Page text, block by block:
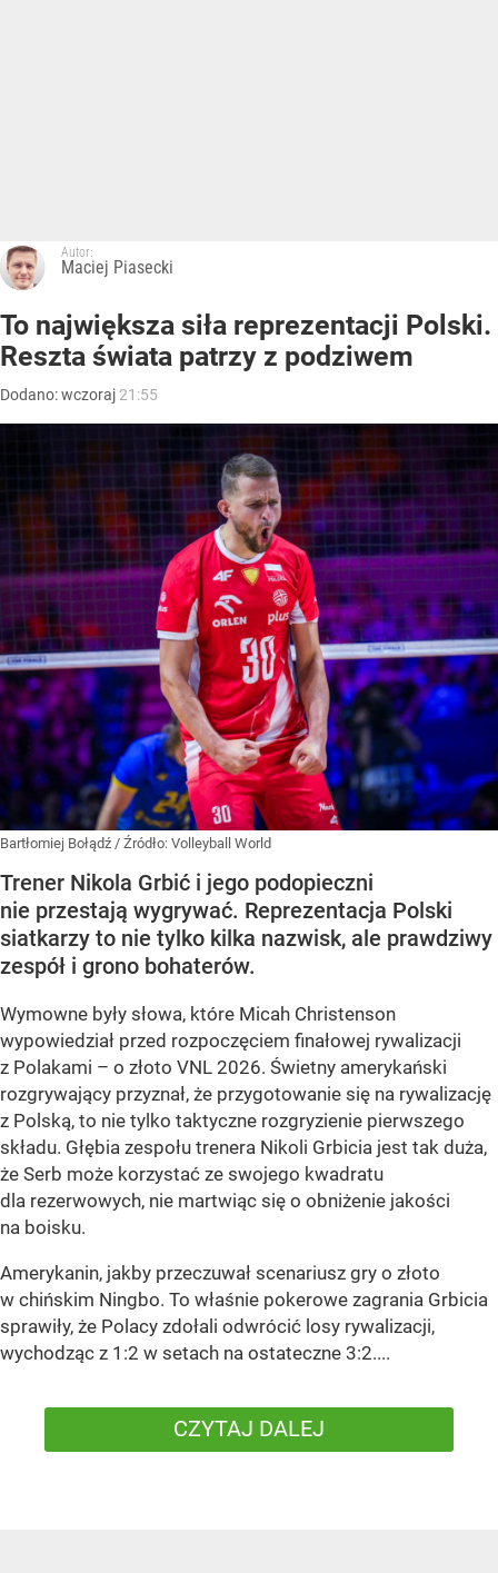
Autor:
Maciej Piasecki
To największa siła reprezentacji Polski.
Reszta świata patrzy z podziwem
Dodano:wczoraj 21:55
Bartłomiej Bołądź / Źródło: Volleyball World
Trener Nikola Grbić i jego podopieczni
nie przestają wygrywać. Reprezentacja Polski
siatkarzy to nie tylko kilka nazwisk, ale prawdziwy
zespół i grono bohaterów.
Wymowne były słowa, które Micah Christenson
wypowiedział przed rozpoczęciem finałowej rywalizacji
z Polakami – o złoto VNL 2026. Świetny amerykański
rozgrywający przyznał, że przygotowanie się na rywalizację
z Polską, to nie tylko taktyczne rozgryzienie pierwszego
składu. Głębia zespołu trenera Nikoli Grbicia jest tak duża,
że Serb może korzystać ze swojego kwadratu
dla rezerwowych, nie martwiąc się o obniżenie jakości
na boisku.
Amerykanin, jakby przeczuwał scenariusz gry o złoto
w chińskim Ningbo. To właśnie pokerowe zagrania Grbicia
sprawiły, że Polacy zdołali odwrócić losy rywalizacji,
wychodząc z 1:2 w setach na ostateczne 3:2....
CZYTAJ DALEJ